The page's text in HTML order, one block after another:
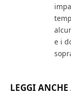
e i
LEGGI